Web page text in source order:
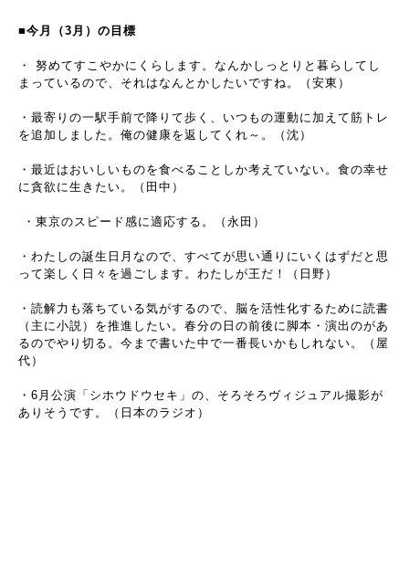
■今月（3月）の目標
・ 努めてすこやかにくらします。なんかしっとりと暮らしてし
まっているので、それはなんとかしたいですね。（安東）
・最寄りの一駅手前で降りて歩く、いつもの運動に加えて筋トレ
を追加しました。俺の健康を返してくれ～。（沈）
・最近はおいしいものを食べることしか考えていない。食の幸せ
に貪欲に生きたい。（田中）
・東京のスピード感に適応する。（永田）
・わたしの誕生日月なので、すべてが思い通りにいくはずだと思
って楽しく日々を過ごします。わたしが王だ！（日野）
・読解力も落ちている気がするので、脳を活性化するために読書
（主に小説）を推進したい。春分の日の前後に脚本・演出のがあ
るのでやり切る。今まで書いた中で一番長いかもしれない。（屋
代）
・6月公演「シホウドウセキ」の、そろそろヴィジュアル撮影が
ありそうです。（日本のラジオ）